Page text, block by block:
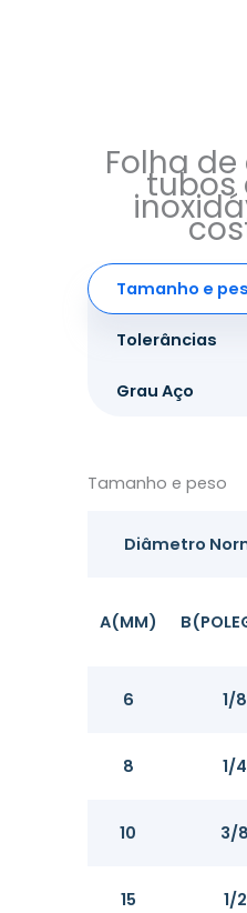
Folha
tubos
Tamanho e
Tolerâncias
Grau Aço
Tamanho e peso
Diâmetro
A(MM)
6 1/
8 1/
10 3/
15 1/